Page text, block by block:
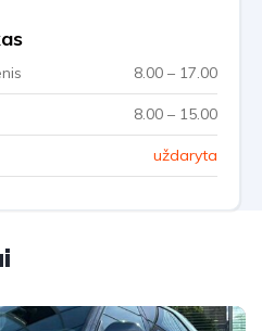
8.00 – 17.00
8.00 – 15.00
uždaryta